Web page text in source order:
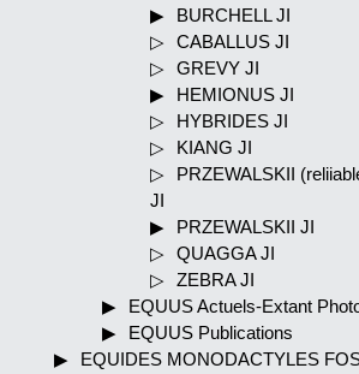
BURCHELL JI
CABALLUS JI
GREVY JI
HEMIONUS JI
HYBRIDES JI
KIANG JI
PRZEWALSKII
JI
PRZEWALSKII JI
QUAGGA JI
ZEBRA JI
EQUUS Actuels-Extant
EQUUS Publications
EQUIDES MONODACTYLES